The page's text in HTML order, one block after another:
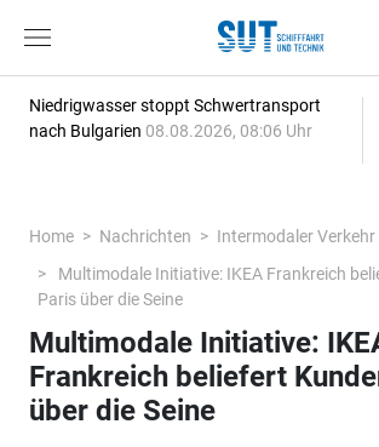
Niedrigwasser stoppt Schwertransport
nach Bulgarien 08.08.2026, 08:06 Uhr
Home Nachrichten
Intermodaler Verkehr
Multimodale Initiative: IKEA Frankreich
Paris über die Seine
Multimodale Initiative:
Frankreich beliefert
über die Seine